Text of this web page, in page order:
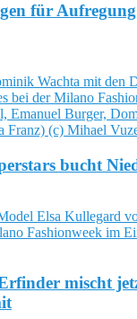
für
bucht
mischt